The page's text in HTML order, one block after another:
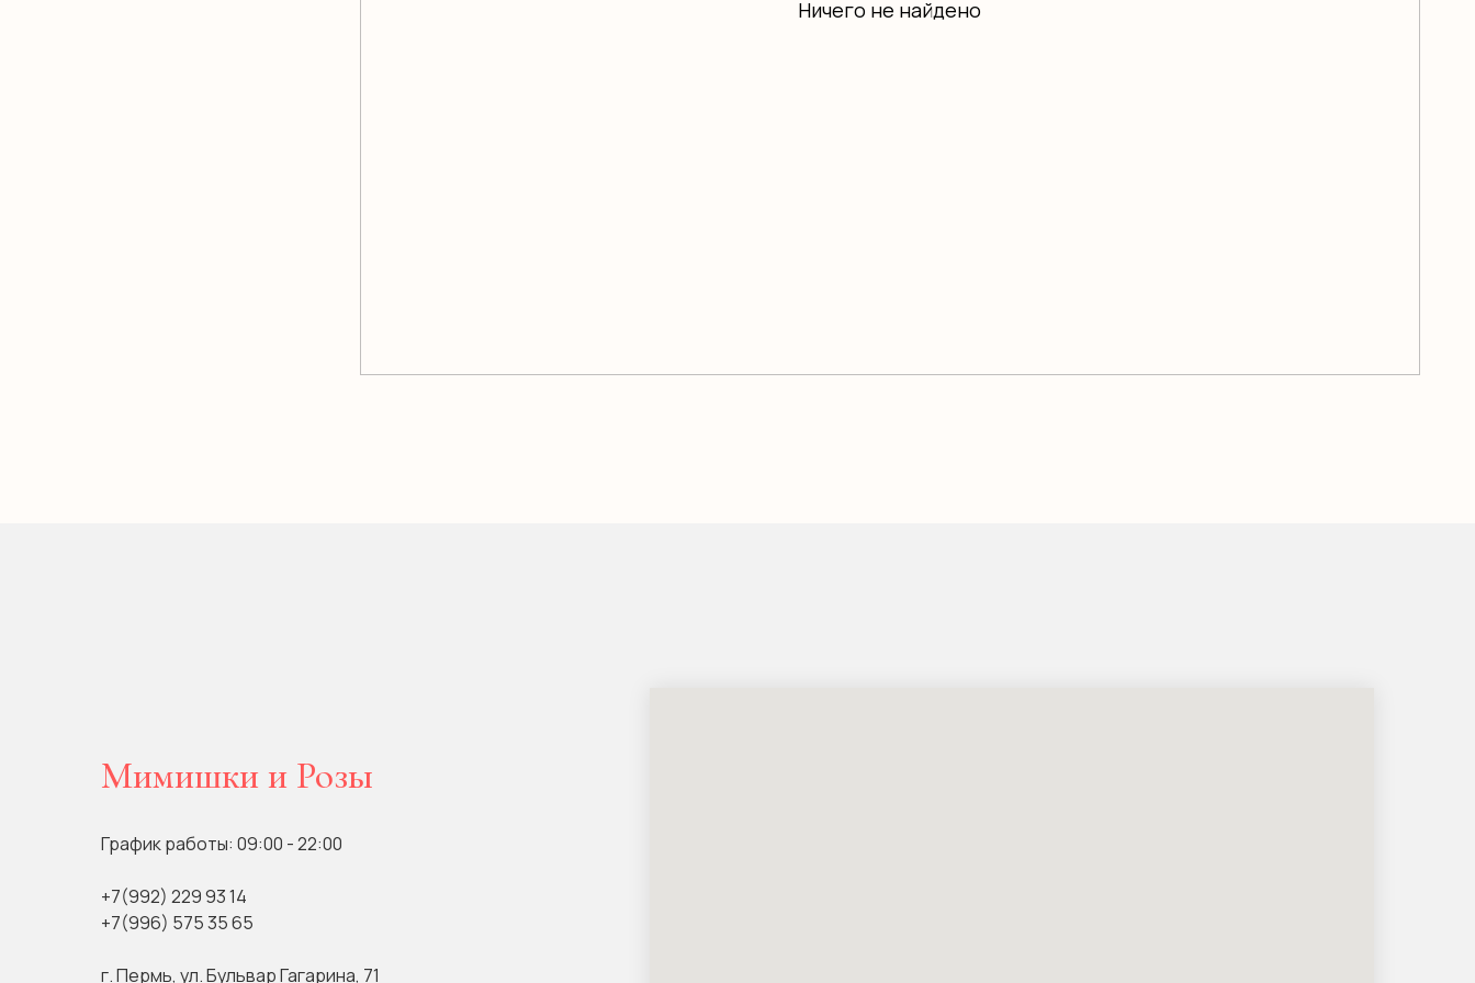
Ничего не найдено
Мимишки и Розы
График работы: 09:00 - 22:00
+7(992) 229 93 14
+7(996) 575 35 65
г. Пермь, ул. Бульвар Гагарина, 71